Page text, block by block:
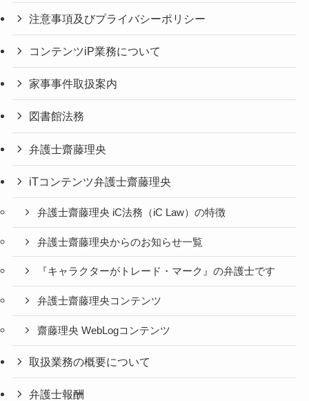
注意事項及びプライバシーポリシー
コンテンツiP業務について
家事事件取扱案内
図書館法務
弁護士齋藤理央
iTコンテンツ弁護士齋藤理央
弁護士齋藤理央 iC法務（iC Law）の特徴
弁護士齋藤理央からのお知らせ一覧
『キャラクターがトレード・マーク』の弁護士です
弁護士齋藤理央コンテンツ
齋藤理央 WebLogコンテンツ
取扱業務の概要について
弁護士報酬